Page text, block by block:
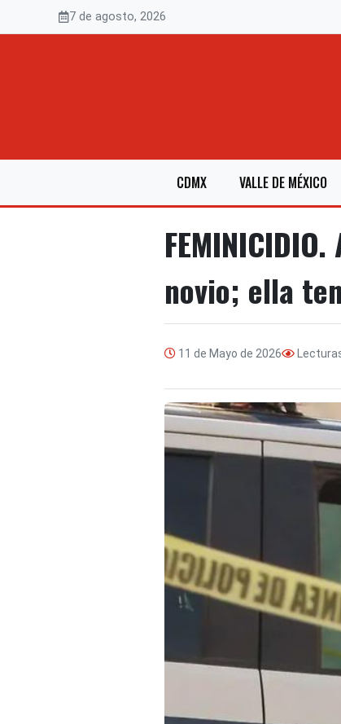
7 de agosto, 2026
CDMX VALLE DE MÉXICO
novio; ella
11 de Mayo de 2026